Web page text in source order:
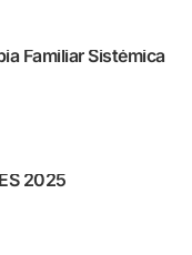
Familiar Sistémica
2025